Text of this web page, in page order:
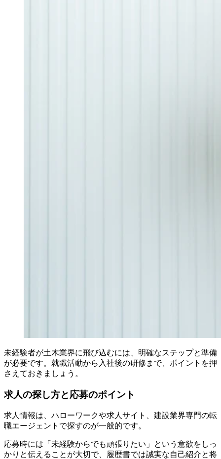
未経験者が土木業界に飛び込むには、明確なステップと準備
が必要です。就職活動から入社後の研修まで、ポイントを押
さえておきましょう。
求人の探し方と応募のポイント
求人情報は、ハローワークや求人サイト、建設業界専門の転
職エージェントで探すのが一般的です。
応募時には「未経験からでも頑張りたい」という意欲をしっ
かりと伝えることが大切で、履歴書では誠実な自己紹介と将